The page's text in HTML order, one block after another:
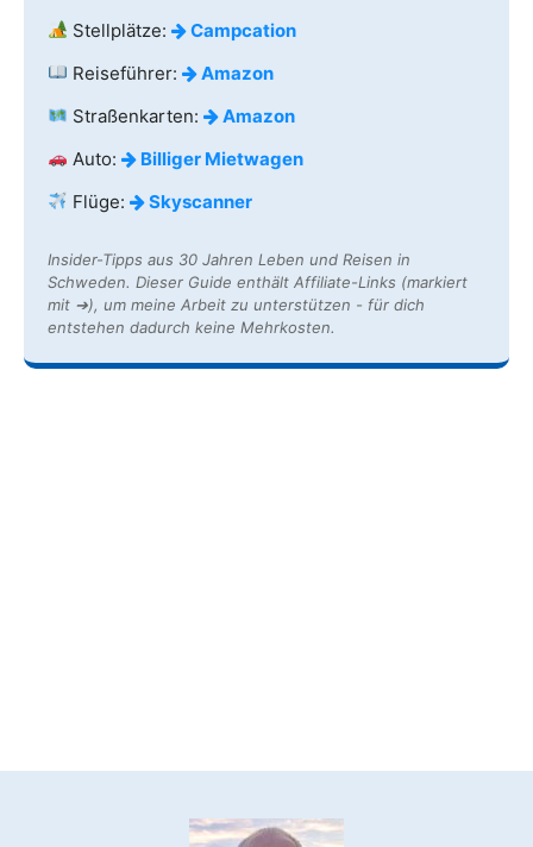
Stellplätze:
Campcation
Reiseführer:
Amazon
Straßenkarten:
Amazon
Auto:
Billiger Mietwagen
Flüge:
Skyscanner
Insider-Tipps aus 30 Jahren Leben und Reisen in
Schweden. Dieser Guide enthält Affiliate-Links (markiert
mit ➔), um meine Arbeit zu unterstützen - für dich
entstehen dadurch keine Mehrkosten.